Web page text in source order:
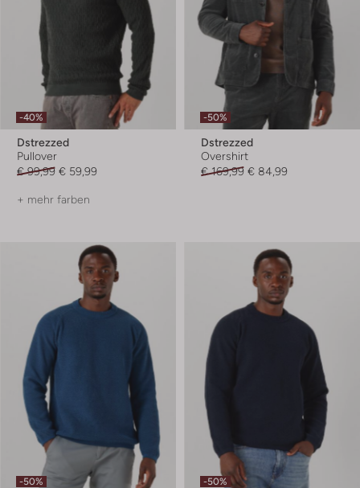
-40%
Dstrezzed
Pullover
€ 99,99 € 59,99
+ mehr farben
-50%
Dstrezzed
Overshirt
€ 169,99 € 84,99
-50% -50%